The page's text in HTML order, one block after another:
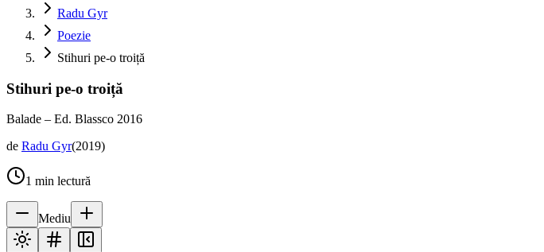
Radu Gyr
Poezie
Stihuri pe-o troiță
Stihuri pe-o troiță
Balade – Ed. Blassco 2016
de Radu Gyr(2019)
1 min lectură
Mediu